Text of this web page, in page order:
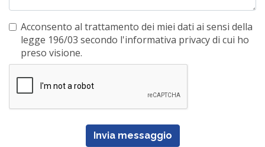
Acconsento al trattamento dei miei dati ai sensi della
legge 196/03 secondo l'informativa privacy di cui ho
preso visione.
Invia messaggio